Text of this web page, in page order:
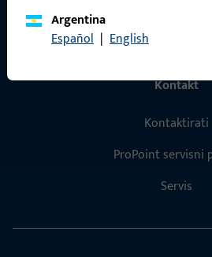
Argentina
Español | English
Kontakt
Kontaktirati
ProPoint servisni
Servis